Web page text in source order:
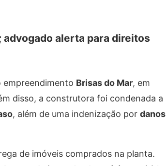
alerta para direitos
Brisas do Mar, em
disso, a construtora foi condenada a
, além de uma indenização por danos
de imóveis comprados na planta.